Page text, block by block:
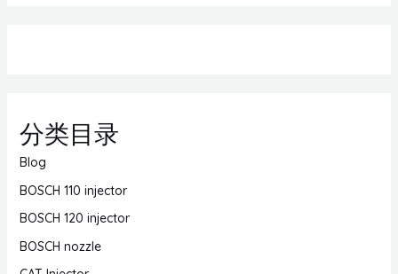
分类目录
Blog
BOSCH 110 injector
BOSCH 120 injector
BOSCH nozzle